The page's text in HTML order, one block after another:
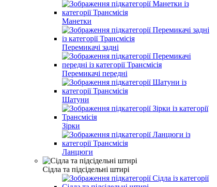
Манетки
Перемикачі задні
Перемикачі передні
Шатуни
Зірки
Ланцюги
Сідла та підсідельні штирі